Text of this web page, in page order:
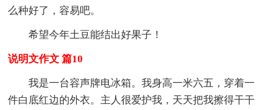
么种好了，容易吧。
希望今年土豆能结出好果子！
说明文作文 篇10
我是一台容声牌电冰箱。我身高一米六五，穿着一
件白底红边的外衣。主人很爱护我，天天把我擦得干干